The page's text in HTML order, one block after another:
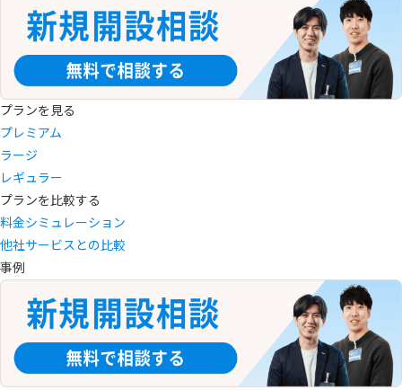
プランを見る
プレミアム
ラージ
レギュラー
プランを比較する
料金シミュレーション
他社サービスとの比較
事例